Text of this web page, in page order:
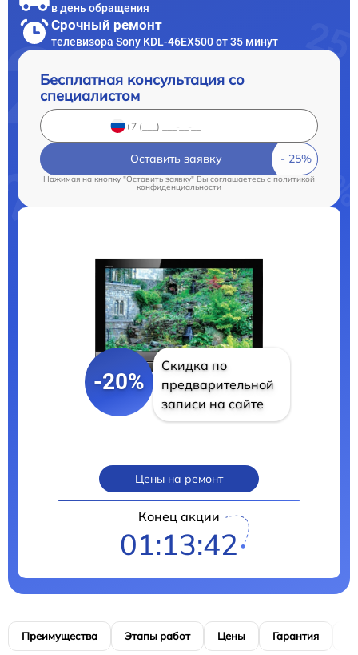
в день обращения
Срочный ремонт
телевизора Sony KDL-46EX500 от 35 минут
Бесплатная консультация со
специалистом
Оставить заявку
Нажимая на кнопку "Оставить заявку" Вы соглашаетесь cполитикой
конфиденциальности
-20%
Скидка по
предварительной
записи на сайте
Цены на ремонт
Конец акции
01:13:40
Преимущества Этапы работ Цены Гарантия